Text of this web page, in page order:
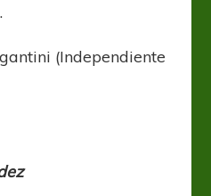
(Independiente